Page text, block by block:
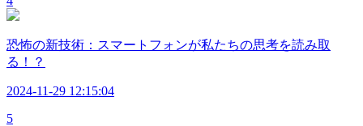
恐怖の新技術：スマートフォンが私たちの思考を読み取
る！？
2024-11-29 12:15:04
5